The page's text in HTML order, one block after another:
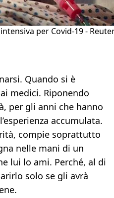
per Covid-19 -
Quando si è
medici. Riponendo
per gli anni che hanno
accumulata.
compie soprattutto
nelle mani di un
lui lo ami. Perché, al di
solo se gli avrà